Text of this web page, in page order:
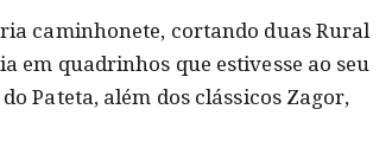
caminhonete, cortando duas Rural
em quadrinhos que estivesse ao seu
Pateta, além dos clássicos Zagor,